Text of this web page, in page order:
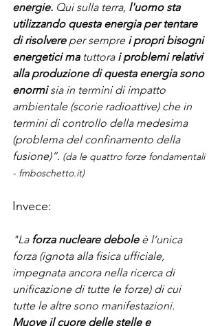
energie. Qui sulla terra, l'uomo sta
utilizzando questa energia per tentare
di risolvere per sempre i propri bisogni
energetici ma tuttora i problemi relativi
alla produzione di questa energia sono
enormi sia in termini di impatto
ambientale (scorie radioattive) che in
termini di controllo della medesima
(problema del confinamento della
fusione)”. (da le quattro forze fondamentali
- fmboschetto.it)
Invece:
"La forza nucleare debole è l’unica
forza (ignota alla fisica ufficiale,
impegnata ancora nella ricerca di
unificazione di tutte le forze) di cui
tutte le altre sono manifestazioni.
Muove il cuore delle stelle e